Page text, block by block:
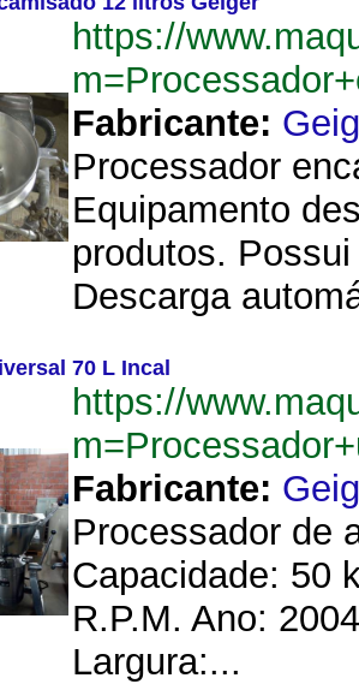
https://
Fabricante:
Processador
Equipamento
produtos.
Descarga
70 L Incal
https://
Fabricante:
Processador de
Capacidade: 50
R.P.M. Ano:
Largura:...